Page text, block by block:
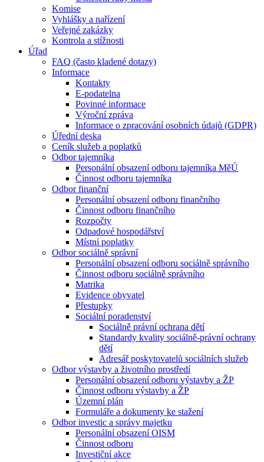
Komise
Vyhlášky a nařízení
Veřejné zakázky
Kontrola a stížnosti
Úřad
FAQ (často kladené dotazy)
Informace
Kontakty
E-podatelna
Povinné informace
Výroční zpráva
Informace o zpracování osobních údajů (GDPR)
Úřední deska
Ceník služeb a poplatků
Odbor tajemníka
Personální obsazení odboru tajemníka MěÚ
Činnost odboru tajemníka
Odbor finanční
Personální obsazení odboru finančního
Činnost odboru finančního
Rozpočty
Odpadové hospodářství
Místní poplatky
Odbor sociálně správní
Personální obsazení odboru sociálně správního
Činnost odboru sociálně správního
Matrika
Evidence obyvatel
Přestupky
Sociální poradenství
Sociálně právní ochrana dětí
Standardy kvality sociálně-právní ochrany
dětí
Adresář poskytovatelů sociálních služeb
Odbor výstavby a životního prostředí
Personální obsazení odboru výstavby a ŽP
Činnost odboru výstavby a ŽP
Územní plán
Formuláře a dokumenty ke stažení
Odbor investic a správy majetku
Personální obsazení OISM
Činnost odboru
Investiční akce